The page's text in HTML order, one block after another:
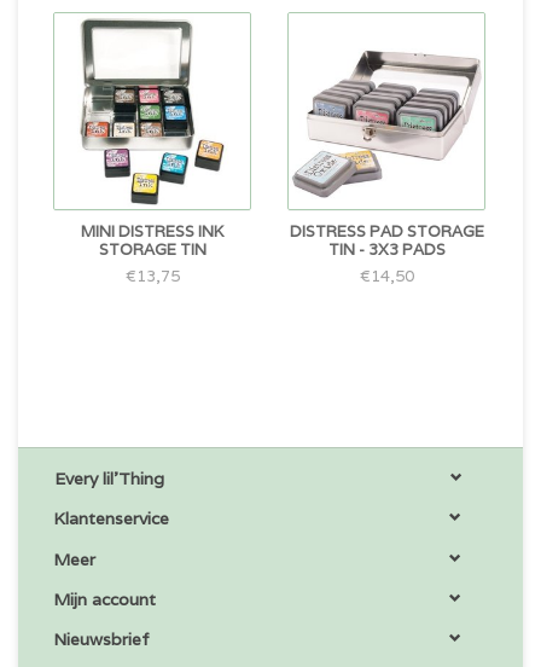
MINI DISTRESS INK
STORAGE TIN
€13,75
DISTRESS PAD STORAGE
TIN - 3X3 PADS
€14,50
Every lil'Thing
Klantenservice
Meer
Mijn account
Nieuwsbrief